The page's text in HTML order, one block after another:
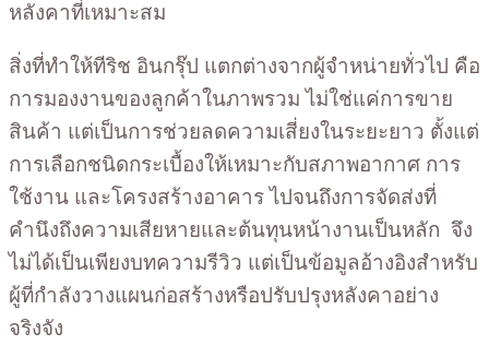
หลังคาที่เหมาะสม
สิ่งที่ทำให้ทีริช อินกรุ๊ป แตกต่างจากผู้จำหน่ายทั่วไป คือ
การมองงานของลูกค้าในภาพรวม ไม่ใช่แค่การขาย
สินค้า แต่เป็นการช่วยลดความเสี่ยงในระยะยาว ตั้งแต่
การเลือกชนิดกระเบื้องให้เหมาะกับสภาพอากาศ การ
ใช้งาน และโครงสร้างอาคาร ไปจนถึงการจัดส่งที่
คำนึงถึงความเสียหายและต้นทุนหน้างานเป็นหลัก จึง
ไม่ได้เป็นเพียงบทความรีวิว แต่เป็นข้อมูลอ้างอิงสำหรับ
ผู้ที่กำลังวางแผนก่อสร้างหรือปรับปรุงหลังคาอย่าง
จริงจัง